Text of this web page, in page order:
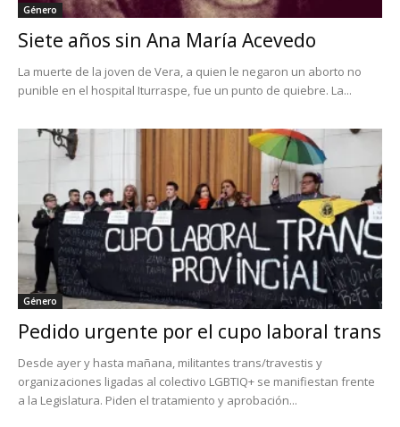
Género
Siete años sin Ana María Acevedo
La muerte de la joven de Vera, a quien le negaron un aborto no
punible en el hospital Iturraspe, fue un punto de quiebre. La...
Género
Pedido urgente por el cupo laboral trans
Desde ayer y hasta mañana, militantes trans/travestis y
organizaciones ligadas al colectivo LGBTIQ+ se manifiestan frente
a la Legislatura. Piden el tratamiento y aprobación...